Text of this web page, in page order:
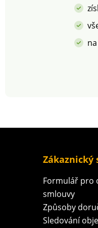
vyžaduje méně
energie. Lze prát v
Zákaznický
Formulář pro
smlouvy
Způsoby
Sledování